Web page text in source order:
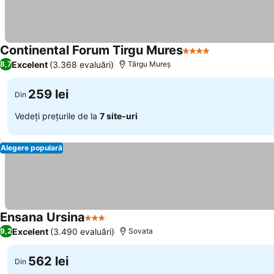
Continental Forum Tirgu Mures4 Stele
8,7Excelent (3.368 evaluări) Târgu Mureș
Din 259 lei
Vedeți prețurile de la 7 site-uri
Alegere populară
Ensana Ursina3 Stele
9,2Excelent (3.490 evaluări) Sovata
Din 562 lei